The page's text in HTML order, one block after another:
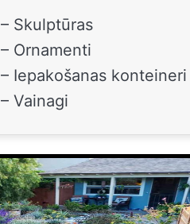
– Skulptūras
– Ornamenti
– Iepakošanas konteineri
– Vainagi